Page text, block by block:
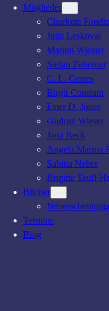
Mitglieder
Charlotte
Jutta Leskovar
Marion Wiesler
Stefan Zehetner
C. L. Gerres
Birgit Constant
Ester D. Jones
Gudrun Wieser
Jana Beck
Angela Marina
Sabina Naber
Brigitte Teufl-
Bücher
Termine
Blog